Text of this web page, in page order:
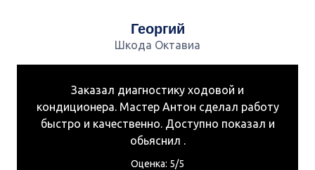
Георгий
Шкода Октавиа
Заказал диагностику ходовой и
кондиционера. Мастер Антон сделал работу
быстро и качественно. Доступно показал и
обьяснил .
Оценка: 5/5